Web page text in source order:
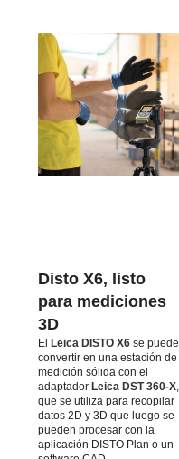
Disto X6, listo
para mediciones
3D
El Leica DISTO X6 se puede
convertir en una estación de
medición sólida con el
adaptador Leica DST 360-X
que se utiliza para recopilar
datos 2D y 3D que luego se
pueden procesar con la
aplicación DISTO Plan o un